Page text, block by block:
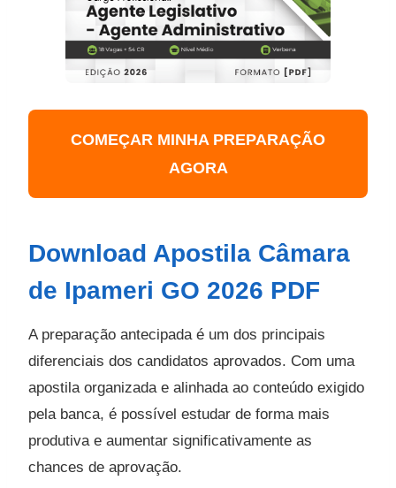
COMEÇAR MINHA PREPARAÇÃO
AGORA
Download Apostila Câmara
de Ipameri GO 2026 PDF
A preparação antecipada é um dos principais
diferenciais dos candidatos aprovados. Com uma
apostila organizada e alinhada ao conteúdo exigido
pela banca, é possível estudar de forma mais
produtiva e aumentar significativamente as
chances de aprovação.